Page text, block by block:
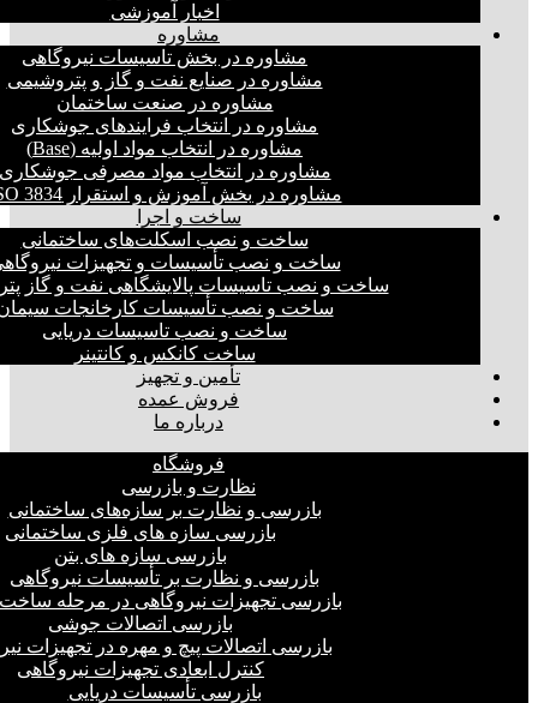
اخبار آموزشی
مشاوره
مشاوره در بخش تاسیسات نیروگاهی
مشاوره در صنایع نفت و گاز و پتروشیمی
مشاوره در صنعت ساختمان
مشاوره در انتخاب فرایند‌های جوشکاری
مشاوره در انتخاب مواد اولیه (Base)
مشاوره در انتخاب مواد مصرفی
مشاوره در بخش آموزش و استقرار ISO 3834
ساخت و اجرا
ساخت و نصب اسکلت‌های ساختمانی
ساخت و نصب تأسیسات و تجهیزات
ساخت و نصب تاسیسات پالایشگاهی نفت و گاز
ساخت و نصب تأسیسات کارخانجات
ساخت و نصب تاسیسات دریایی
ساخت کانکس و کانتینر
تأمین و تجهیز
فروش عمده
درباره ما
فروشگاه
نظارت و بازرسی
بازرسی و نظارت بر سازه‌های ساختمانی
بازرسی سازه های فلزی ساختمانی
بازرسی سازه های بتن
بازرسی و نظارت بر تأسیسات نیروگاهی
بازرسی تجهیزات نیروگاهی در مرحله
بازرسی اتصالات جوشی
بازرسی اتصالات پیچ و مهره در تجهیزات
کنترل ابعادی تجهیزات نیروگاهی
بازرسی تأسیسات دریایی